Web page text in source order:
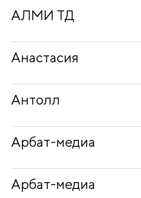
АЛМИ ТД
Анастасия
Антолл
Арбат-медиа
Арбат-медиа